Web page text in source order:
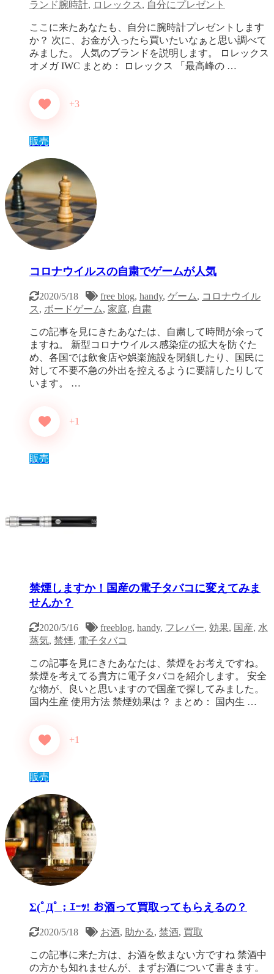
ランド腕時計, ロレックス , 自分にプレゼント
ここに来たあなたも、自分に腕時計プレゼントします
か？ 次に、お金が入ったら買いたいなぁと思い調べて
みました。 人気のブランドを説明します。 ロレックス
オメガ IWC まとめ： ロレックス 「最高峰の …
+3
販売
コロナウイルスの自粛でゲームが人気
2020/5/18 free blog, handy, ゲーム, コロナウイル
ス , ボードゲーム, 家庭, 自粛
この記事を見にきたあなたは、自粛して時間が余って
ますね。 新型コロナウイルス感染症の拡大を防ぐた
め、各国では飲食店や娯楽施設を閉鎖したり、国民に
対して不要不急の外出を控えるように要請したりして
います。 …
+1
販売
禁煙しますか！国産の電子タバコに変えてみま
せんか？
2020/5/16 freeblog, handy, フレバー, 効果, 国産, 水
蒸気, 禁煙, 電子タバコ
この記事を見にきたあなたは、禁煙をお考えですね。
禁煙を考えてる貴方に電子タバコを紹介します。 安全
な物が、良いと思いますので国産で探してみました。
国内生産 使用方法 禁煙効果は？ まとめ： 国内生 …
+1
販売
Σ(ﾟДﾟ；ｴｰｯ! お酒って買取ってもらえるの？
2020/5/18 お酒, 助かる, 禁酒, 買取
この記事に来た方は、お酒を飲まない方ですね 禁酒中
の方かも知れませんが、まずお酒について書きます。